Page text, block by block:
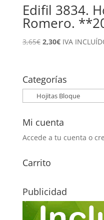
Edifil 3834.
Romero.
3,65€ El
3,65€.
2,30€El
2,30€.
IVA
Categorías
Mi cuenta
Accede a tu cuenta o
Carrito
Publicidad